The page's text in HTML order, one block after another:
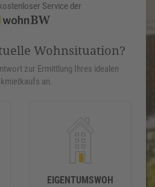
Service der
Wohnsituation?
zur Ermittlung Ihres idealen
an.
EIGENTUMSWOH